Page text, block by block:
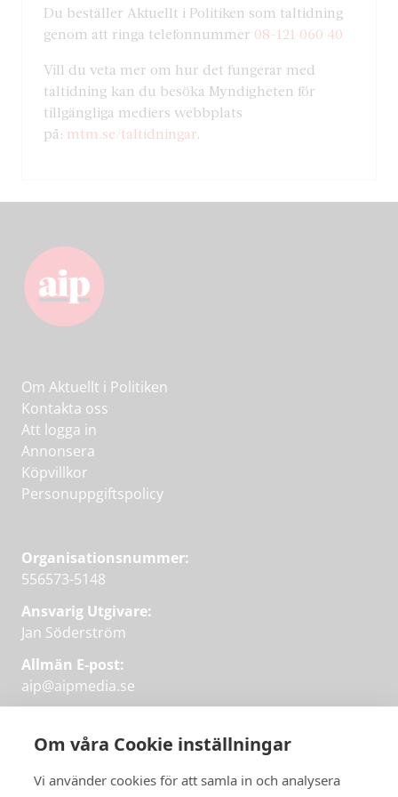
Om våra Cookie inställningar
Vi använder cookies för att samla in och analysera
Du beställer Aktuellt i Politiken som taltidning
genom att ringa telefonnummer 08-121 060 40
Vill du veta mer om hur det fungerar med
taltidning kan du besöka Myndigheten för
tillgängliga mediers webbplats
på: mtm.se/taltidningar.
Om Aktuellt i Politiken
Kontakta oss
Att logga in
Annonsera
Köpvillkor
Personuppgiftspolicy
Organisationsnummer:
556573-5148
Ansvarig Utgivare:
Jan Söderström
Allmän E-post:
aip@aipmedia.se
aip@flowyinfo.seeller 08-1210 60 40.
Instagram
LinkedIn
Twitter
Facebook